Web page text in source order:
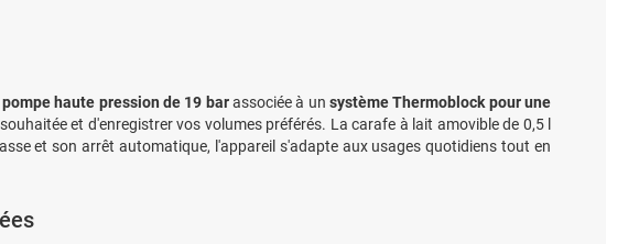
pompe haute pression de 19 barassociée à unsystème Thermoblock pour une
et d'enregistrer vos volumes préférés. La carafe à lait amovible de 0,5 l
et son arrêt automatique, l'appareil s'adapte aux usages quotidiens tout en